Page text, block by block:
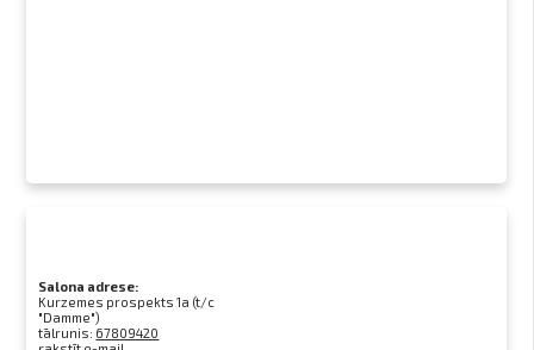
Salona adrese:
Kurzemes prospekts 1a (t/c
"Damme")
tālrunis: 67809420